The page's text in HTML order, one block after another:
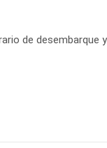
de desembarque